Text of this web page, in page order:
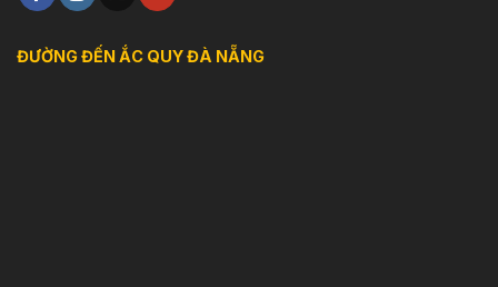
ĐƯỜNG ĐẾN ẮC QUY ĐÀ NẴNG